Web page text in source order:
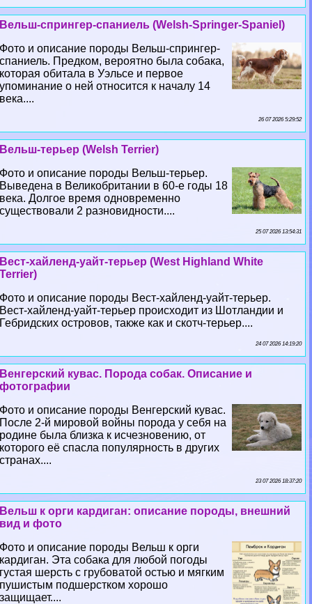
Вельш-спрингер-спаниель (Welsh-Springer-Spaniel)
Фото и описание породы Вельш-спрингер-
спаниель. Предком, вероятно была собака,
которая обитала в Уэльсе и первое
упоминание о ней относится к началу 14
века....
26 07 2026 5:29:52
Вельш-терьер (Welsh Terrier)
Фото и описание породы Вельш-терьер.
Выведена в Великобритании в 60-е годы 18
века. Долгое время одновременно
существовали 2 разновидности....
25 07 2026 13:54:31
Вест-хайленд-уайт-терьер (West Highland White
Terrier)
Фото и описание породы Вест-хайленд-уайт-терьер.
Вест-хайленд-уайт-терьер происходит из Шотландии и
Гебридских островов, также как и скотч-терьер....
24 07 2026 14:19:20
Венгерский кувас. Порода собак. Описание и
фотографии
Фото и описание породы Венгерский кувас.
После 2-й мировой войны порода у себя на
родине была близка к исчезновению, от
которого её спасла популярность в других
странах....
23 07 2026 18:37:20
Вельш к opги кардиган: описание породы, внешний
вид и фото
Фото и описание породы Вельш к opги
кардиган. Эта собака для любой погоды
густая шерсть с грубоватой остью и мягким
пушистым подшерстком хорошо
защищает....